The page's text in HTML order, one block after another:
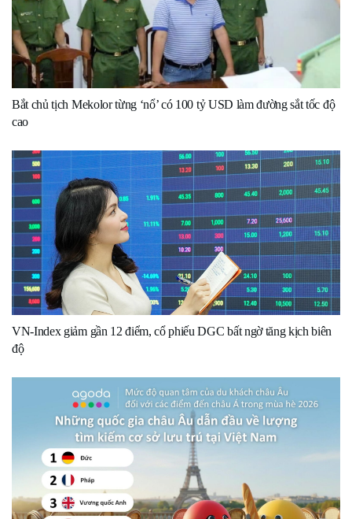
Bắt chủ tịch Mekolor từng ‘nổ’ có 100 tỷ USD làm đường sắt tốc độ
cao
VN-Index giảm gần 12 điểm, cổ phiếu DGC bất ngờ tăng kịch biên
độ